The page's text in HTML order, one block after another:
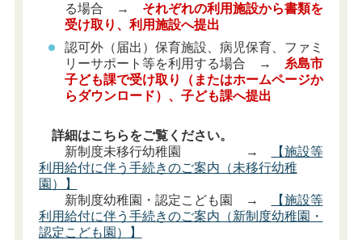
る場合 → それぞれの利用施設から書類を
受け取り、利用施設へ提出
認可外（届出）保育施設、病児保育、ファミ
リーサポート等を利用する場合 →
糸島市
子ども課で受け取り（またはホームページか
らダウンロード）、子ども課へ提出
詳細はこちらをご覧ください。
新制度未移行幼稚園 →
【施設等
利用給付に伴う手続きのご案内（未移行幼稚
園）】
新制度幼稚園・認定こども園 →
【施設等
利用給付に伴う手続きのご案内（新制度幼稚園・
認定こども園）】